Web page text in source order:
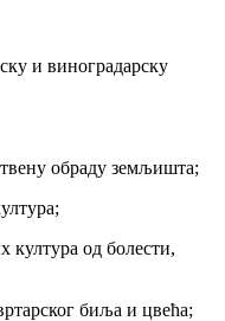
и виноградарску
обраду земљишта;
култура од болести,
биља и цвећа;